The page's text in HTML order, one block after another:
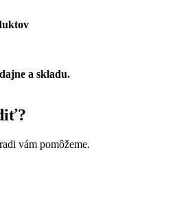
a skladu.
vám pomôžeme.